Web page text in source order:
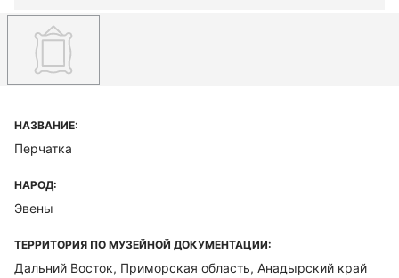
НАЗВАНИЕ:
Перчатка
НАРОД:
Эвены
ТЕРРИТОРИЯ ПО МУЗЕЙНОЙ ДОКУМЕНТАЦИИ:
Дальний Восток, Приморская область, Анадырский край